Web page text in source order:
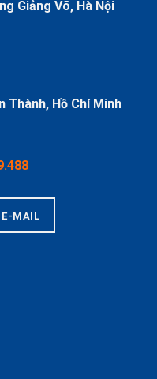
Giảng Võ, Hà Nội
Thành, Hồ Chí Minh
E-MAIL